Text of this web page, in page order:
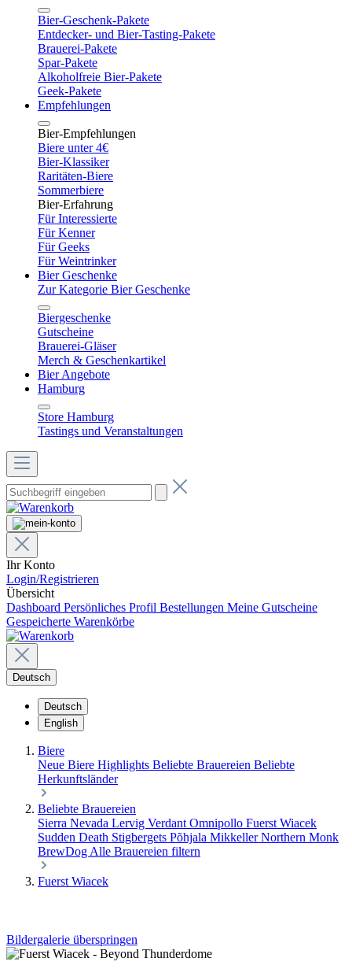
Bier-Geschenk-Pakete
Entdecker- und Bier-Tasting-Pakete
Brauerei-Pakete
Spar-Pakete
Alkoholfreie Bier-Pakete
Geek-Pakete
Empfehlungen
Bier-Empfehlungen
Biere unter 4€
Bier-Klassiker
Raritäten-Biere
Sommerbiere
Bier-Erfahrung
Für Interessierte
Für Kenner
Für Geeks
Für Weintrinker
Bier Geschenke
Zur Kategorie Bier Geschenke
Biergeschenke
Gutscheine
Brauerei-Gläser
Merch & Geschenkartikel
Bier Angebote
Hamburg
Store Hamburg
Tastings und Veranstaltungen
Ihr Konto
Login/Registrieren
Übersicht
Dashboard Persönliches Profil Bestellungen Meine Gutscheine
Gespeicherte Warenkörbe
Deutsch
Deutsch
English
Biere
Neue Biere Highlights Beliebte Brauereien Beliebte
Herkunftsländer
Beliebte Brauereien
Sierra Nevada Lervig Verdant Omnipollo Fuerst Wiacek
Sudden Death Stigbergets Põhjala MikkellerNorthern Monk
BrewDog Alle Brauereien filtern
Fuerst Wiacek
Bildergalerie überspringen